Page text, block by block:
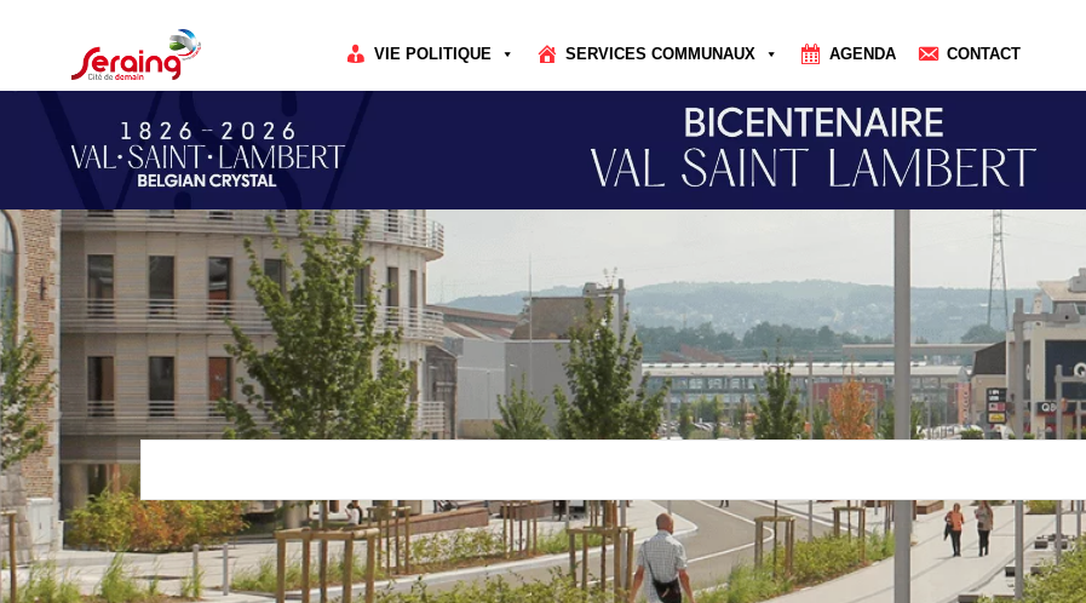
VIE POLITIQUE SERVICES COMMUNAUX AGENDA CONTACT
Rechercher